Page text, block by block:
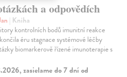
a odpovědích
| Kniha
kontrolních bodů imunitní reakce
éru stagnace systémové léčby
biomarkerově řízené imunoterapie s
zasielame do 7 dní od